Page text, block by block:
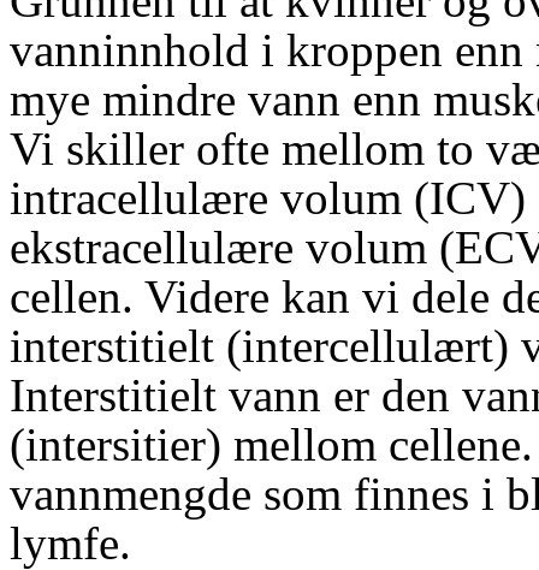
vanninnhold i kroppen
mye mindre vann enn
Vi skiller ofte mellom to
intracellulære volum (ICV)
ekstracellulære volum
cellen. Videre kan vi dele
interstitielt (intercellulært)
Interstitielt vann er den
(intersitier) mellom
vannmengde som finnes i
lymfe.